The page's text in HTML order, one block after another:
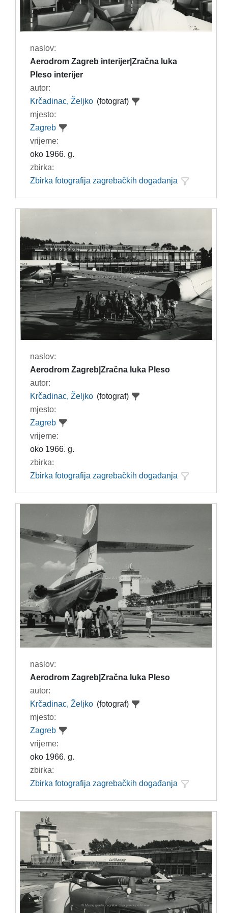
naslov:
Aerodrom Zagreb interijer|Zračna luka
Pleso interijer
autor:
Krčadinac, Željko (fotograf)
mjesto:
Zagreb
vrijeme:
oko 1966. g.
zbirka:
Zbirka fotografija zagrebačkih događanja
naslov:
Aerodrom Zagreb|Zračna luka Pleso
autor:
Krčadinac, Željko (fotograf)
mjesto:
Zagreb
vrijeme:
oko 1966. g.
zbirka:
Zbirka fotografija zagrebačkih događanja
naslov:
Aerodrom Zagreb|Zračna luka Pleso
autor:
Krčadinac, Željko (fotograf)
mjesto:
Zagreb
vrijeme:
oko 1966. g.
zbirka:
Zbirka fotografija zagrebačkih događanja